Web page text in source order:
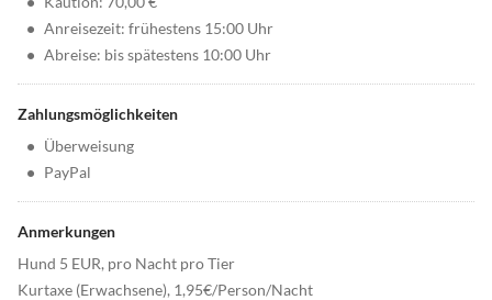
• Anreisezeit: frühestens 15:00 Uhr
• Abreise: bis spätestens 10:00 Uhr
Zahlungsmöglichkeiten
• Überweisung
• PayPal
Anmerkungen
Hund 5 EUR, pro Nacht pro Tier
Kurtaxe (Erwachsene), 1,95€/Person/Nacht